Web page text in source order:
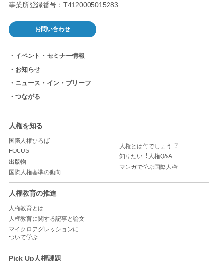
事業所登録番号：T4120005015283
お問い合わせ
イベント・セミナー情報
お知らせ
ニュース・イン・ブリーフ
つながる
人権を知る
国際人権ひろば
FOCUS
出版物
国際人権基準の動向
人権とは何でしょう︖
知りたい︕人権Q&A
マンガで学ぶ国際人権
人権教育の推進
人権教育とは
人権教育に関する記事と論文
マイクロアグレッションに
ついて学ぶ
Pick Up人権課題